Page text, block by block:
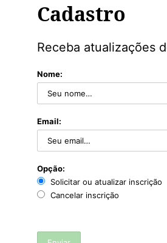
Cadastro
Receba atualizações
Nome:
Email:
Opção:
Solicitar ou atualizar inscrição
Cancelar inscrição